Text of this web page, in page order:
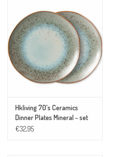
- Afmeting: 22 x 22 x 2cm
- Magnetron- en vaatwasserbestendig
Hkliving 70's Ceramics
Dinner Plates Mineral - set
van 2
€32,95